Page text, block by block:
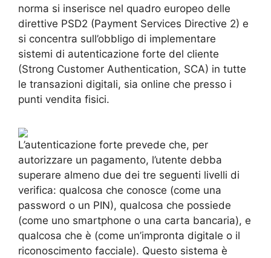
norma si inserisce nel quadro europeo delle
direttive PSD2 (Payment Services Directive 2) e
si concentra sull’obbligo di implementare
sistemi di autenticazione forte del cliente
(Strong Customer Authentication, SCA) in tutte
le transazioni digitali, sia online che presso i
punti vendita fisici.
L’autenticazione forte prevede che, per
autorizzare un pagamento, l’utente debba
superare almeno due dei tre seguenti livelli di
verifica: qualcosa che conosce (come una
password o un PIN), qualcosa che possiede
(come uno smartphone o una carta bancaria), e
qualcosa che è (come un’impronta digitale o il
riconoscimento facciale). Questo sistema è